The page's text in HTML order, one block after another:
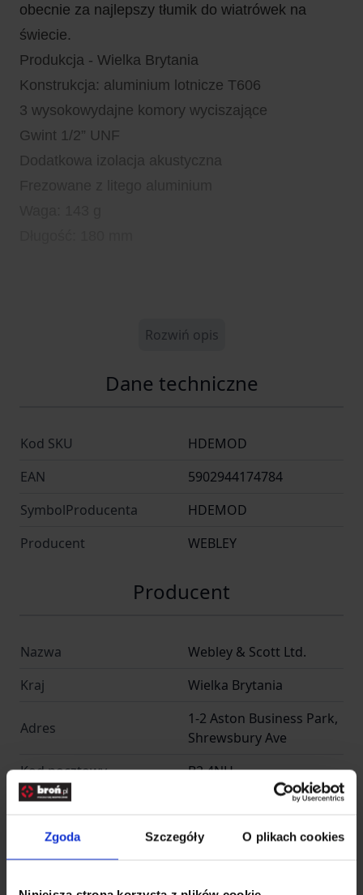
Zgoda Szczegóły O plikach cookies
obecnie za najlepszy tłumik do wiatrówek na
świecie.
Produkcja - Wielka Brytania
Konstrukcja: aluminium lotnicze T606
3 wysokowydajne komory wyciszające
Gwint 1/2” UNF
Dodatkowa izolacja akustyczna
Rozwiń opis
Dane techniczne
Kod SKU
HDEMOD
EAN
5902944174784
SymbolProducenta
HDEMOD
Producent
WEBLEY
Producent
Nazwa
Webley & Scott Ltd.
Kraj
Wielka Brytania
Adres
1-2 Aston Business Park,
Shrewsbury Ave
Kod pocztowy
B2 4NH
Miasto
E-mail
info@webley.co.uk